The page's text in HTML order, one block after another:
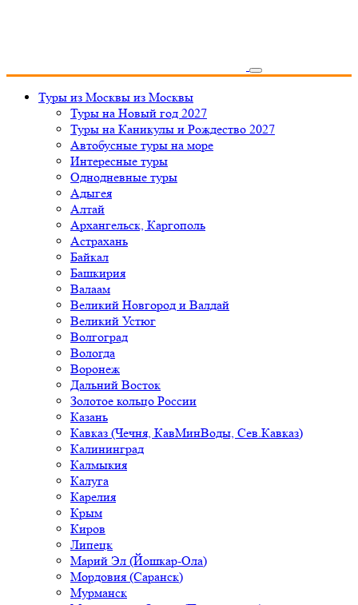
Туры из Москвы из Москвы
Туры на Новый год 2027
Туры на Каникулы и Рождество 2027
Автобусные туры на море
Интересные туры
Однодневные туры
Адыгея
Алтай
Архангельск, Каргополь
Астрахань
Байкал
Башкирия
Валаам
Великий Новгород и Валдай
Великий Устюг
Волгоград
Вологда
Воронеж
Дальний Восток
Золотое кольцо России
Казань
Кавказ (Чечня, КавМинВоды, Сев.Кавказ)
Калининград
Калмыкия
Калуга
Карелия
Крым
Киров
Липецк
Марий Эл (Йошкар-Ола)
Мордовия (Саранск)
Мурманск